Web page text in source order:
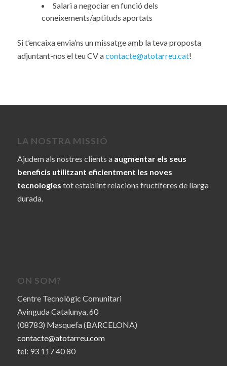
Salari a negociar en funció dels
coneixements/aptituds aportats
Si t’encaixa envia’ns un missatge amb la teva proposta
adjuntant-nos el teu CV acontacte@atotarreu.cat!
LA NOSTRA MISSIÓ
Ajudem als nostres clients a augmentar els seus
beneficis utilitzant eficientment les noves
tecnologies tot establint relacions fructíferes de llarga
durada.
ON SOM?
Centre Tecnològic Comunitari
Avinguda Catalunya, 60
(08783) Masquefa (BARCELONA)
contacte@atotarreu.com
tel: 93 117 40 80